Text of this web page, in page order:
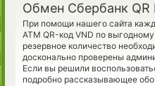
Обмен Сбербанк QR
При помощи нашего сайта
ATM QR-код VND по
резервное количество
досконально проверены
Если вы решили
подробно рассказывающее